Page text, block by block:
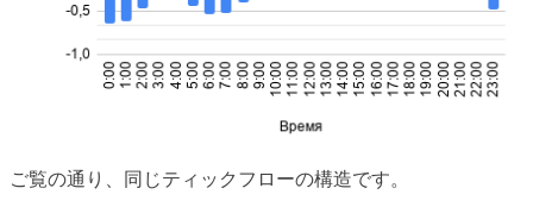
ご覧の通り、同じティックフローの構造です。